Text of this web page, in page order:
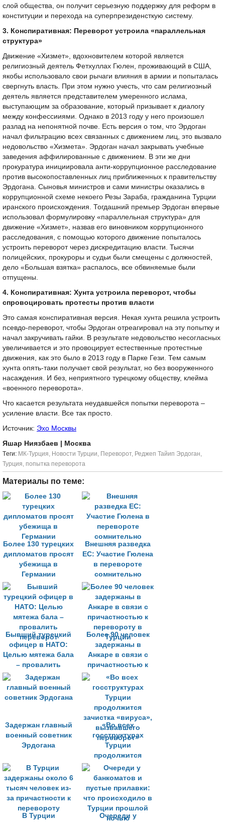
слой общества, он получит серьезную поддержку для реформ в
конституции и перехода на суперпрезиденсткую систему.
3. Конспиративная: Переворот устроила «параллельная
структура»
Движение «Хизмет», вдохновителем которой является
религиозный деятель Фетхуллах Гюлен, проживающий в США,
якобы использовало свои рычаги влияния в армии и попыталась
свергнуть власть. При этом нужно учесть, что сам религиозный
деятель является представителем умеренного ислама,
выступающим за образование, который призывает к диалогу
между конфессииями. Однако в 2013 году у него произошел
разлад на непонятной почве. Есть версия о том, что Эрдоган
начал фильтрацию всех связанных с движением лиц, это вызвало
недовольство «Хизмета». Эрдоган начал закрывать учебные
заведения аффилированные с движением. В эти же дни
прокуратура инициировала анти-коррупционное расследование
против высокопоставленных лиц приближенных к правительству
Эрдогана. Сыновья министров и сами министры оказались в
коррупционной схеме некоего Резы Зараба, гражданина Турции
иранского происхождения. Тогдашний премьер Эрдоган впервые
использовал формулировку «параллельная структура» для
движение «Хизмет», назвав его виновником коррупционного
расследования, с помощью которого движение попыталось
устроить переворот через дискредитацию власти. Тысячи
полицейских, прокуроры и судьи были смещены с должностей,
дело «Большая взятка» распалось, все обвиняемые были
отпущены.
4. Конспиративная: Хунта устроила переворот, чтобы
спровоцировать протесты против власти
Это самая конспиративная версия. Некая хунта решила устроить
псевдо-переворот, чтобы Эрдоган отреагировал на эту попытку и
начал закручивать гайки. В результате недовольство несогласных
увеличивается и это провоцирует естественные протестные
движения, как это было в 2013 году в Парке Гези. Тем самым
хунта опять-таки получает свой результат, но без вооруженного
насаждения. И без, неприятного турецкому обществу, клейма
«военного переворота».
Что касается результата неудавшейся попытки переворота –
усиление власти. Все так просто.
Источник: Эхо Москвы
Яшар Ниязбаев
| Москва
Tеги: МК-Турция, Новости Турции, Переворот, Реджеп Тайип Эрдоган,
Турция, попытка переворота
Материалы по теме:
Более 130 турецких
дипломатов просят
убежища в
Германии
Внешняя разведка
ЕС: Участие Гюлена
в перевороте
сомнительно
Бывший турецкий
офицер в НАТО:
Целью мятежа бала
– провалить
переворот
Более 90 человек
задержаны в
Анкаре в связи с
причастностью к
перевороту в
Турции
Задержан главный
военный советник
Эрдогана
«Во всех
госструктурах
Турции
продолжится
зачистка «вируса»,
вызвавшего
переворот»
В Турции Очереди у